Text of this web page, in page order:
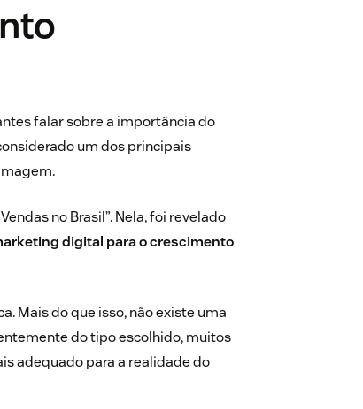
falar sobre a importância do
um dos principais
no Brasil”. Nela, foi revelado
digital para o crescimento
Mais do que isso, não existe uma
do tipo escolhido, muitos
adequado para a realidade do